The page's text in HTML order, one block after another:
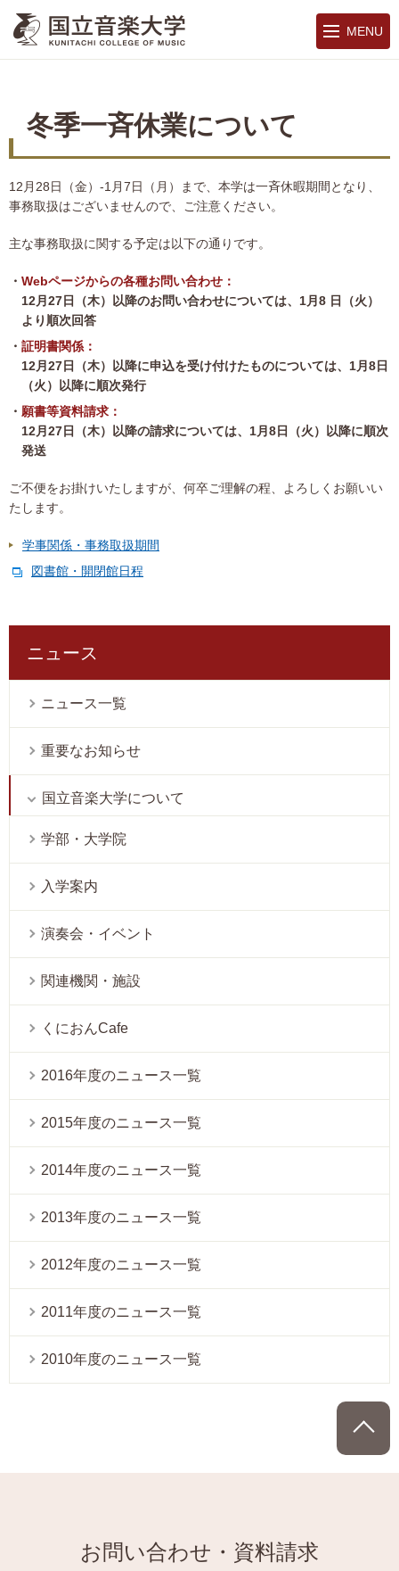
MENU
冬季一斉休業について
12月28日（金）-1月7日（月）まで、本学は一斉休暇期間となり、
事務取扱はございませんので、ご注意ください。
主な事務取扱に関する予定は以下の通りです。
Webページからの各種お問い合わせ：
12月27日（木）以降のお問い合わせについては、1月8 日（火）
より順次回答
証明書関係：
12月27日（木）以降に申込を受け付けたものについては、1月8日
（火）以降に順次発行
願書等資料請求：
12月27日（木）以降の請求については、1月8日（火）以降に順次
発送
ご不便をお掛けいたしますが、何卒ご理解の程、よろしくお願いい
たします。
学事関係・事務取扱期間
図書館・開閉館日程
ニュース
ニュース一覧
重要なお知らせ
国立音楽大学について
学部・大学院
入学案内
演奏会・イベント
関連機関・施設
くにおんCafe
2016年度のニュース一覧
2015年度のニュース一覧
2014年度のニュース一覧
2013年度のニュース一覧
2012年度のニュース一覧
2011年度のニュース一覧
2010年度のニュース一覧
お問い合わせ・資料請求